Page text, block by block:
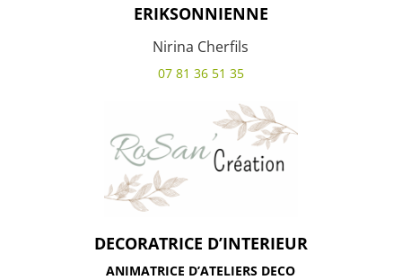
ERIKSONNIENNE
Nirina Cherfils
07 81 36 51 35
DECORATRICE D’INTERIEUR
ANIMATRICE D’ATELIERS DECO